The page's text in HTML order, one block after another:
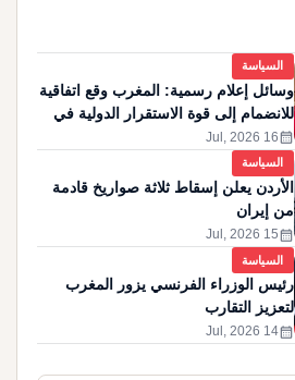
السياسة
وسائل إعلام رسمية: المغرب وقع اتفاقية
للانضمام إلى قوة الاستقرار الدولية في
غزة
calendar_month
16 Jul, 2026
السياسة
الأردن يعلن إسقاط ثلاثة صواريخ قادمة
من إيران
calendar_month
15 Jul, 2026
السياسة
رئيس الوزراء الفرنسي يزور المغرب
لتعزيز التقارب
calendar_month
14 Jul, 2026